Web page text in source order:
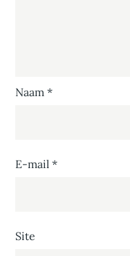
Naam*
E-mail*
Site